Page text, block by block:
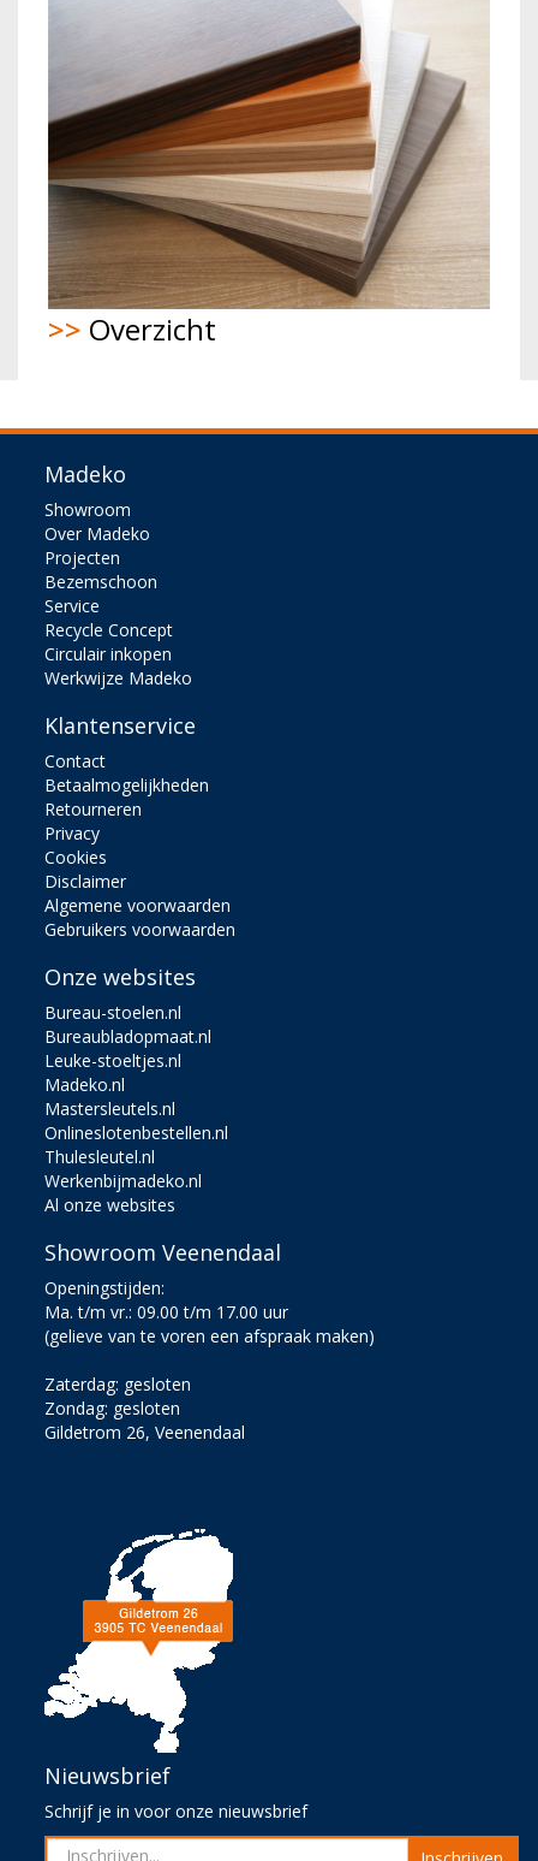
>> Overzicht
Madeko
Showroom
Over Madeko
Projecten
Bezemschoon
Service
Recycle Concept
Circulair inkopen
Werkwijze Madeko
Klantenservice
Contact
Betaalmogelijkheden
Retourneren
Privacy
Cookies
Disclaimer
Algemene voorwaarden
Gebruikers voorwaarden
Onze websites
Bureau-stoelen.nl
Bureaubladopmaat.nl
Leuke-stoeltjes.nl
Madeko.nl
Mastersleutels.nl
Onlineslotenbestellen.nl
Thulesleutel.nl
Werkenbijmadeko.nl
Al onze websites
Showroom Veenendaal
Openingstijden:
Ma. t/m vr.: 09.00 t/m 17.00 uur
(gelieve van te voren een afspraak maken)
Zaterdag: gesloten
Zondag: gesloten
Gildetrom 26, Veenendaal
Nieuwsbrief
Schrijf je in voor onze nieuwsbrief